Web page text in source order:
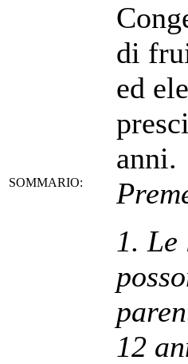
di
ed
anni.
SOMMARIO:
1.
12